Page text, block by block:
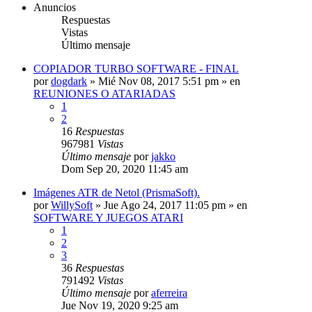
Anuncios
Respuestas
Vistas
Último mensaje
COPIADOR TURBO SOFTWARE - FINAL
pordogdark » Mié Nov 08, 2017 5:51 pm » en
REUNIONES O ATARIADAS
1
2
16 Respuestas
967981 Vistas
Último mensaje porjakko
Dom Sep 20, 2020 11:45 am
Imágenes ATR de Netol (PrismaSoft).
porWillySoft » Jue Ago 24, 2017 11:05 pm » en
SOFTWARE Y JUEGOS ATARI
1
2
3
36 Respuestas
791492 Vistas
Último mensaje poraferreira
Jue Nov 19, 2020 9:25 am